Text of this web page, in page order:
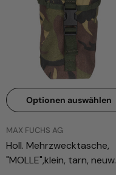
Optionen auswählen
ANBIETER:
MAX FUCHS AG
Holl. Mehrzwecktasche,
"MOLLE",klein, tarn, neuw.